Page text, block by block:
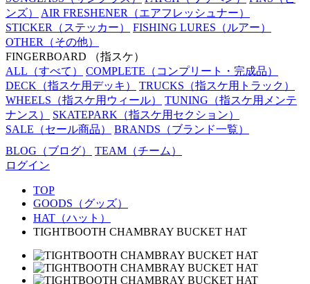
ンズ）
AIR FRESHENER （エアフレッシュナー）
STICKER （ステッカー） FISHING LURES （ルアー）
OTHER （その他）
FINGERBOARD
（指スケ）
ALL （すべて） COMPLETE （コンプリート・完成品）
DECK （指スケ用デッキ） TRUCKS （指スケ用トラック）
WHEELS （指スケ用ウィール） TUNING （指スケ用メンテ
ナンス）
SKATEPARK （指スケ用セクション）
SALE （セール商品） BRANDS （ブランド一覧）
BLOG （ブログ） TEAM （チーム）
ログイン
TOP
GOODS（グッズ）
HAT（ハット）
TIGHTBOOTH CHAMBRAY BUCKET HAT